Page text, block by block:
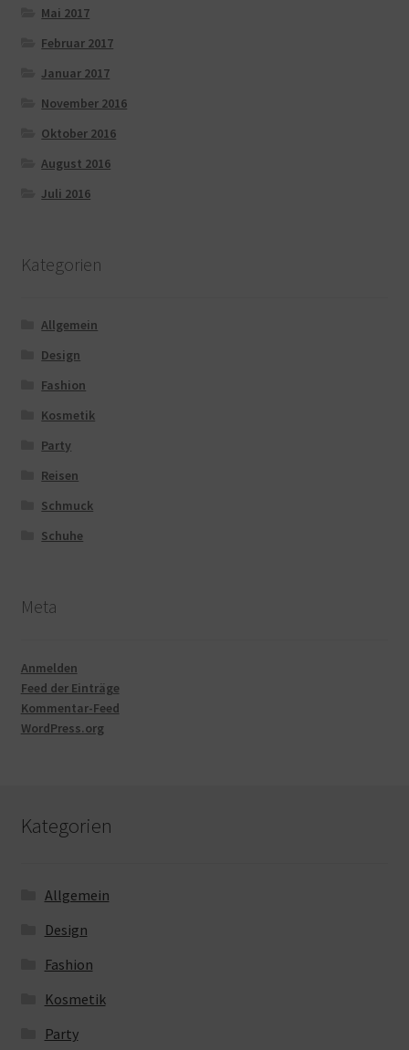
Mai 2017
Februar 2017
Januar 2017
November 2016
Oktober 2016
August 2016
Juli 2016
Kategorien
Allgemein
Design
Fashion
Kosmetik
Party
Reisen
Schmuck
Schuhe
Meta
Anmelden
Feed der Einträge
Kommentar-Feed
WordPress.org
Kategorien
Allgemein
Design
Fashion
Kosmetik
Party